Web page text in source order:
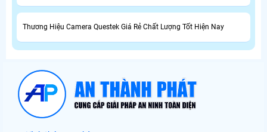
Thương Hiệu Camera Questek Giá Rẻ Chất Lượng Tốt Hiện Nay